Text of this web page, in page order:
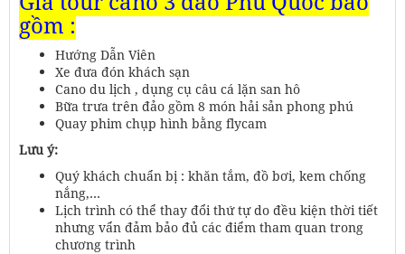
gồm :
Hướng Dẫn Viên
Xe đưa đón khách sạn
Cano du lịch , dụng cụ câu cá lặn san hô
Bữa trưa trên đảo gồm 8 món hải sản phong phú
Quay phim chụp hình bằng flycam
Lưu ý:
Quý khách chuẩn bị : khăn tắm, đồ bơi, kem chống
nắng,…
Lịch trình có thể thay đổi thứ tự do đều kiện thời tiết
nhưng vẩn đảm bảo đủ các điểm tham quan trong
chương trình